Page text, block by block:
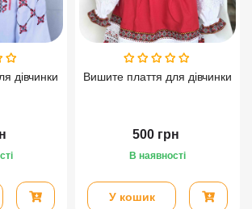
дівчинки Вишите плаття для дівчинки
500 грн
В наявності
У кошик